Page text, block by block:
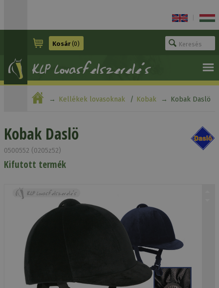
Kosár(0)
Kellékek lovasoknak Kobak Kobak Daslö
Kobak Daslö
0500552 (0205z52)
Kifutott termék